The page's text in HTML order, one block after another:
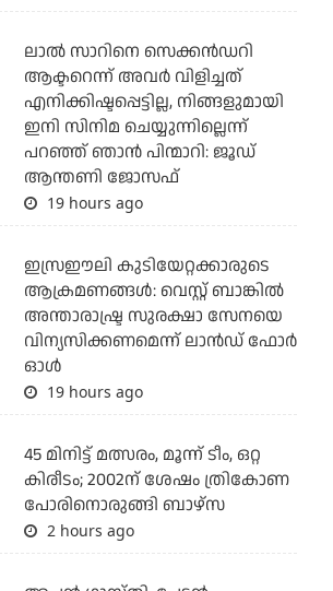
ലാല്‍ സാറിനെ സെക്കന്‍ഡറി
ആക്ടറെന്ന് അവര്‍ വിളിച്ചത്
എനിക്കിഷ്ടപ്പെട്ടില്ല, നിങ്ങളുമായി
ഇനി സിനിമ ചെയ്യുന്നില്ലെന്ന്
പറഞ്ഞ് ഞാന്‍ പിന്മാറി: ജൂഡ്
ആന്തണി ജോസഫ്
19 hours ago
ഇസ്രഈലി കുടിയേറ്റക്കാരുടെ
ആക്രമണങ്ങള്‍: വെസ്റ്റ് ബാങ്കില്‍
അന്താരാഷ്ട്ര സുരക്ഷാ സേനയെ
വിന്യസിക്കണമെന്ന് ലാന്‍ഡ് ഫോര്‍
ഓള്‍
19 hours ago
45 മിനിട്ട് മത്സരം, മൂന്ന് ടീം, ഒറ്റ
കിരീടം; 2002ന് ശേഷം ത്രികോണ
പോരിനൊരുങ്ങി ബാഴ്‌സ
2 hours ago